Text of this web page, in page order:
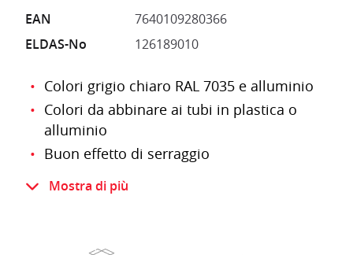
EAN
7640109280366
ELDAS-No
126189010
Colori grigio chiaro RAL 7035 e alluminio
Colori da abbinare ai tubi in plastica o
alluminio
Buon effetto di serraggio
Plastica infrangibile resistente e
dimensionalmente stabile
Le buste Minigripp sono richiudibili
Mostra di più